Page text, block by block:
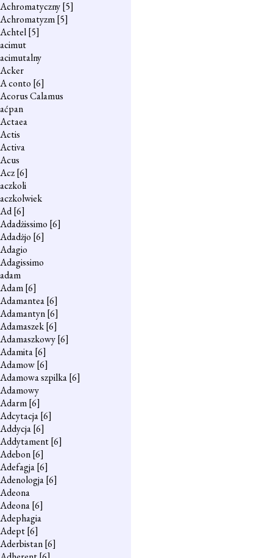
Achromatyczny[5]
Achromatyzm[5]
Achtel[5]
acimut
acimutalny
Acker
A conto [6]
Acorus Calamus
aćpan
Actaea
Actis
Activa
Acus
Acz[6]
aczkoli
aczkolwiek
Ad[6]
Adadżissimo [6]
Adadżjo [6]
Adagio
Adagissimo
adam
Adam[6]
Adamantea[6]
Adamantyn[6]
Adamaszek[6]
Adamaszkowy[6]
Adamita[6]
Adamow[6]
Adamowa szpilka[6]
Adamowy
Adarm[6]
Adcytacja[6]
Addycja[6]
Addytament[6]
Adebon[6]
Adefagja[6]
Adenologja[6]
Adeona
Adeona[6]
Adephagia
Adept[6]
Aderbistan[6]